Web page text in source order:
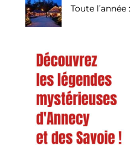
Toute l’année :